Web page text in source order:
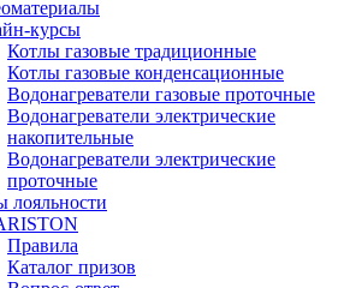
курсы
Котлы газовые традиционные
Котлы газовые конденсационные
Водонагреватели газовые проточные
Водонагреватели электрические
накопительные
Водонагреватели электрические
проточные
лояльности
Правила
Каталог призов